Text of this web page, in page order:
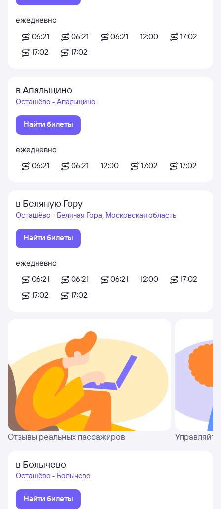
ежедневно
06:21
06:21 06:21 12:00
17:02
17:02
17:02
в Апальщино
Осташёво - Апальщино
Найти билеты
ежедневно
06:21
06:21 12:00 17:02 17:02
в Беляную Гору
Осташёво - Беляная Гора, Московская область
Найти билеты
ежедневно
06:21
06:21 06:21 12:00
17:02
17:02
17:02
Отзывы реальных пассажиров
в Болычево
Осташёво - Болычево
Найти билеты